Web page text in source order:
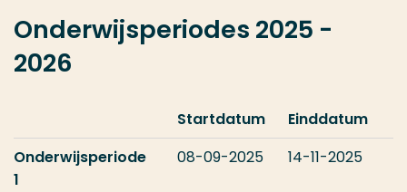
Onderwijsperiodes 2025 -
2026
Startdatum
Einddatum
Onderwijsperiode
1
08-09-2025 14-11-2025